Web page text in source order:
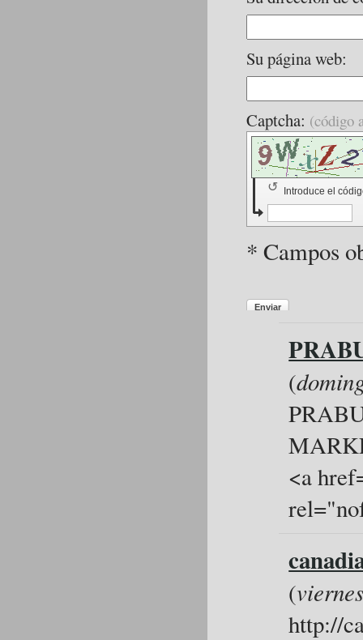
Su página web:
Captcha: (código
Introduce el
↺
* Campos
Enviar
(
<a
(
http://